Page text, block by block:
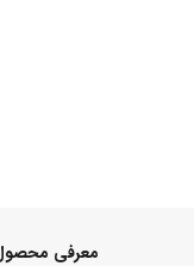
معرفی